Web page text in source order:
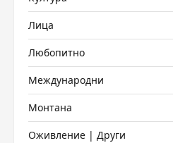
Лица
Любопитно
Международни
Монтана
Оживление | Други